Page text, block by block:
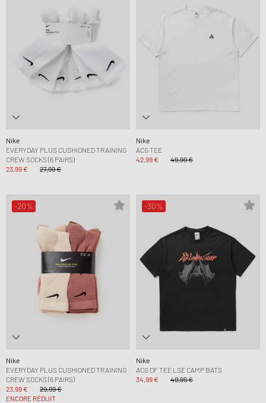
Nike
EVERYDAY PLUS CUSHIONED TRAINING
CREW SOCKS (6 PAIRS)
23,99 €
27,99 €
Nike
ACG TEE
42,99 €
49,99 €
-20%
Nike
EVERYDAY PLUS CUSHIONED TRAINING
CREW SOCKS (6 PAIRS)
23,99 €
29,99 €
ENCORE RÉDUIT
-30%
Nike
ACG DF TEE LSE CAMP BATS
34,99 €
49,99 €